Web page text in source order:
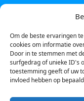
Om de beste ervaringen
cookies om informatie
Door in te stemmen met
surfgedrag of unieke ID's
toestemming geeft of uw
invloed hebben op
Tel :0850601800
Whatsapp :